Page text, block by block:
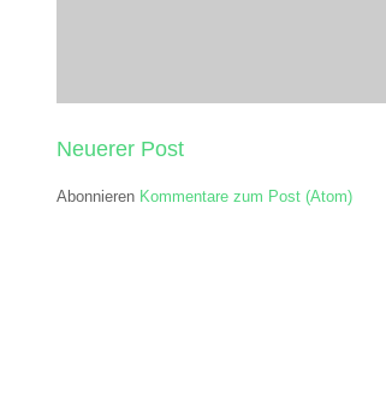
Neuerer Post
Abonnieren Kommentare zum Post (Atom)